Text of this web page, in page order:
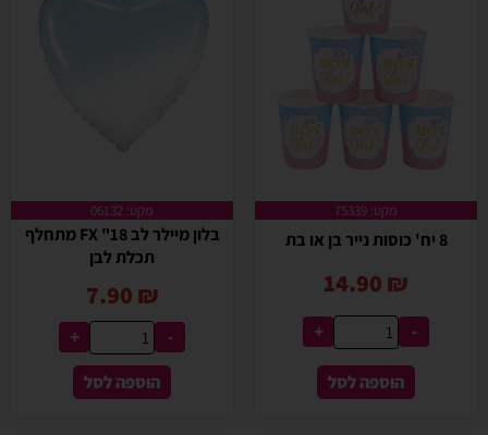
מקט: 75339
8 יח' כוסות נייר בן או בת
14.90 ₪
-
+
הוספה לסל
מקט: 06132
בלון מיילר לב 18" FX מתחלף
תכלת לבן
7.90 ₪
-
+
הוספה לסל